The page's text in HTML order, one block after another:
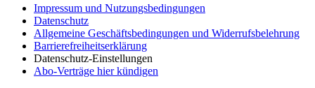
Impressum und Nutzungsbedingungen
Datenschutz
Allgemeine Geschäftsbedingungen und Widerrufsbelehrung
Barrierefreiheitserklärung
Datenschutz-Einstellungen
Abo-Verträge hier kündigen